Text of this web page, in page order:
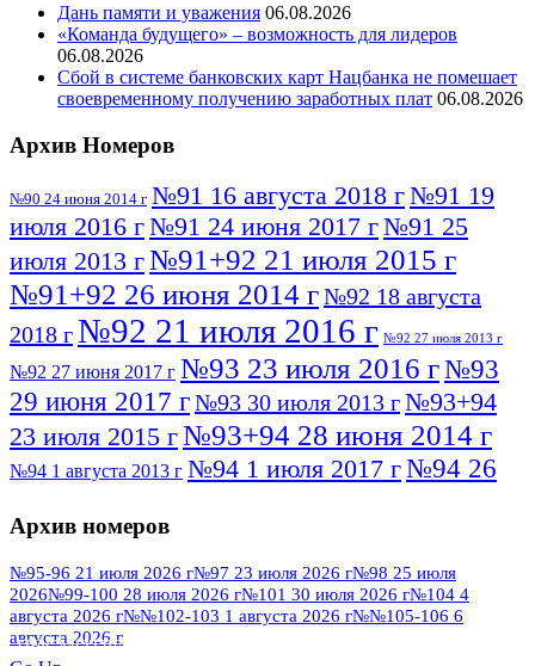
Дань памяти и уважения 06.08.2026
«Команда будущего» – возможность для лидеров
06.08.2026
Сбой в системе банковских карт Нацбанка не помешает
своевременному получению заработных плат 06.08.2026
Архив Номеров
№90 24 июня 2014 г №91 16 августа 2018 г№91 19
июля 2016 г№91 24 июня 2017 г№91 25
июля 2013 г№91+92 21 июля 2015 г
№91+92 26 июня 2014 г№92 18 августа
2018 г№92 21 июля 2016 г №92 27 июля 2013 г
№92 27 июня 2017 г №93 23 июля 2016 г№93
29 июня 2017 г№93 30 июля 2013 г№93+94
23 июля 2015 г№93+94 28 июня 2014 г
№94 1 августа 2013 г №94 1 июля 2017 г№94 26
№95 7 августа 2012 г
№95 28 июля 2016 г№95+96 3 августа
2013 г№96 6 июля 2017 г№96 9 августа
2012 г №96 28 июля 2015 г
Архив номеров
№95-96 21 июля 2026 г№97 23 июля 2026 г№98 25 июля
2026№99-100 28 июля 2026 г№101 30 июля 2026 г№104 4
августа 2026 г№№102-103 1 августа 2026 г№№105-106 6
августа 2026 г
ПОСМОТРЕТЬ ВСЕ